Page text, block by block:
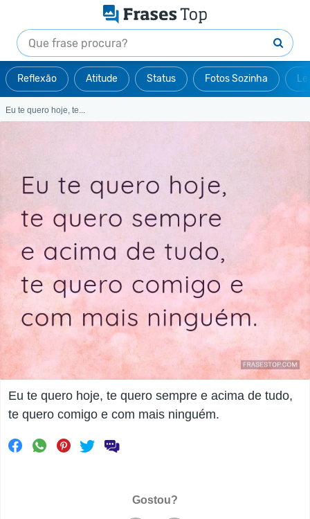
Reflexão Atitude Status Fotos Sozinha
Eu te quero hoje, te...
Eu te quero hoje, te quero sempre e acima de tudo,
te quero comigo e com mais ninguém.
Gostou?